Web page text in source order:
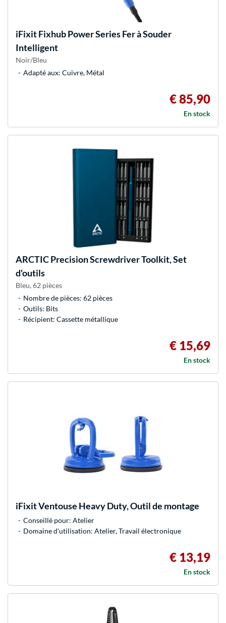
iFixitFixhub Power Series Fer à Souder
Intelligent
Noir/Bleu
Adapté aux: Cuivre, Métal
€ 85,90
En stock
ARCTICPrecision Screwdriver Toolkit, Set
d'outils
Bleu, 62 pièces
Nombre de pièces: 62 pièces
Outils: Bits
Récipient: Cassette métallique
€ 15,69
En stock
iFixitVentouse Heavy Duty, Outil de montage
Conseillé pour: Atelier
Domaine d'utilisation: Atelier, Travail électronique
€ 13,19
En stock